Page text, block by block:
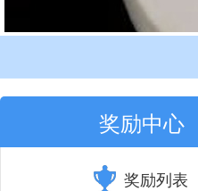
奖励中心
奖励列表